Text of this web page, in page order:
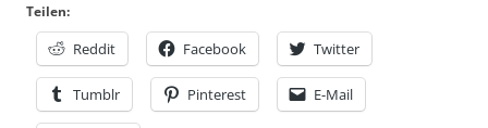
Teilen:
Reddit Facebook Twitter
Tumblr Pinterest E-Mail